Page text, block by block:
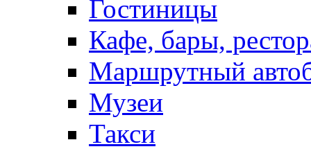
Гостиницы
Кафе, бары,
Маршрутный
Музеи
Такси